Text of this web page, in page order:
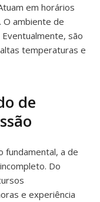
em horários
ambiente de
são
temperaturas e
de
fundamental, a de
Do
e experiência